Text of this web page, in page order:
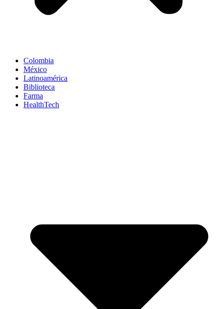
Colombia
México
Latinoamérica
Biblioteca
Farma
HealthTech